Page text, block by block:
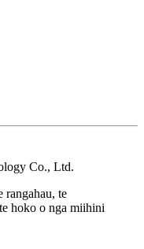
Co., Ltd.
rangahau, te
hoko o nga miihini